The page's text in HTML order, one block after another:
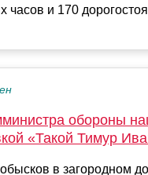
часов и 170
обороны
«Такой Тимур
в загородном